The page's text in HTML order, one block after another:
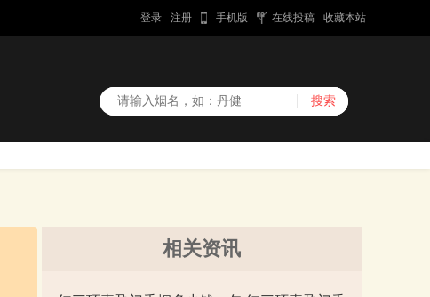
登录 注册 手机版 在线投稿 收藏本站
相关资讯